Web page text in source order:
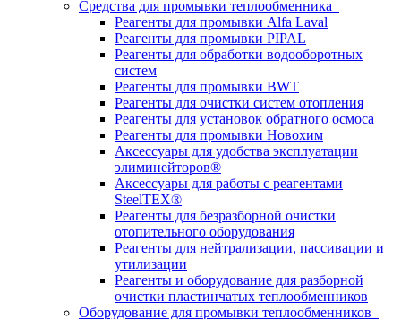
Средства для промывки теплообменника
Реагенты для промывки Alfa Laval
Реагенты для промывки PIPAL
Реагенты для обработки водооборотных
систем
Реагенты для промывки BWT
Реагенты для очистки систем отопления
Реагенты для установок обратного осмоса
Реагенты для промывки Новохим
Аксессуары для удобства эксплуатации
элиминейторов®
Аксессуары для работы с реагентами
SteelTEX®
Реагенты для безразборной очистки
отопительного оборудования
Реагенты для нейтрализации, пассивации и
утилизации
Реагенты и оборудование для разборной
очистки пластинчатых теплообменников
Оборудование для промывки теплообменников